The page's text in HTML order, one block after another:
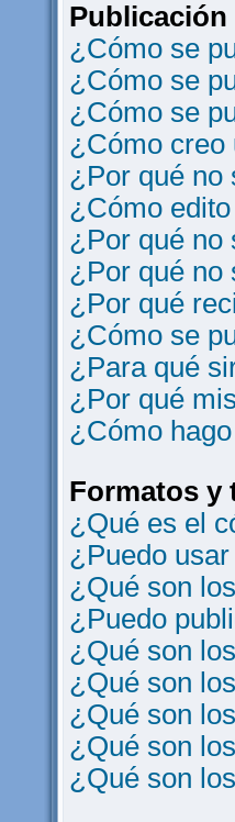
Publicación
¿Cómo se
¿Cómo se
¿Cómo se
¿Cómo creo
¿Por qué no
¿Cómo
¿Por qué no
¿Por qué no
¿Por qué
¿Cómo se
¿Para qué
¿Por qué
¿Cómo
Formatos y
¿Qué es el
¿Puedo
¿Qué son
¿Puedo
¿Qué son
¿Qué son
¿Qué son
¿Qué son
¿Qué son